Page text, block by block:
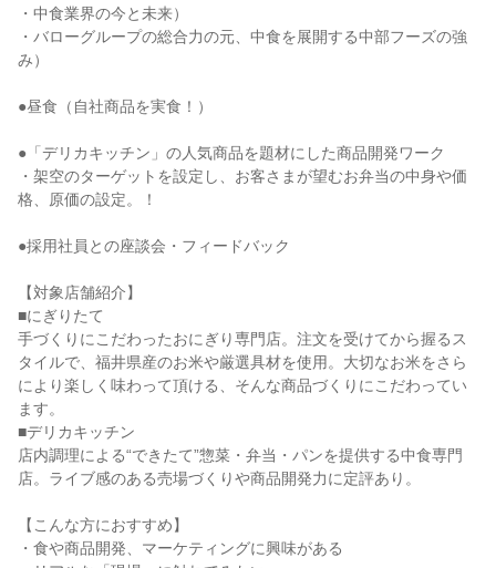
・中食業界の今と未来）
・バローグループの総合力の元、中食を展開する中部フーズの強
み）
●昼食（自社商品を実食！）
●「デリカキッチン」の人気商品を題材にした商品開発ワーク
・架空のターゲットを設定し、お客さまが望むお弁当の中身や価
格、原価の設定。！
●採用社員との座談会・フィードバック
【対象店舗紹介】
■にぎりたて
手づくりにこだわったおにぎり専門店。注文を受けてから握るス
タイルで、福井県産のお米や厳選具材を使用。大切なお米をさら
により楽しく味わって頂ける、そんな商品づくりにこだわってい
ます。
■デリカキッチン
店内調理による“できたて”惣菜・弁当・パンを提供する中食専門
店。ライブ感のある売場づくりや商品開発力に定評あり。
【こんな方におすすめ】
・食や商品開発、マーケティングに興味がある